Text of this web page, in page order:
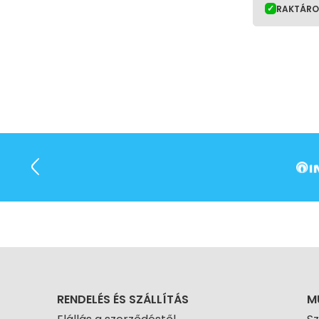
RENDELÉS ÉS SZÁLLÍTÁS